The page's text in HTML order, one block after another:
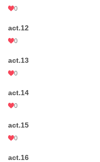
0
act.12
0
act.13
0
act.14
0
act.15
0
act.16